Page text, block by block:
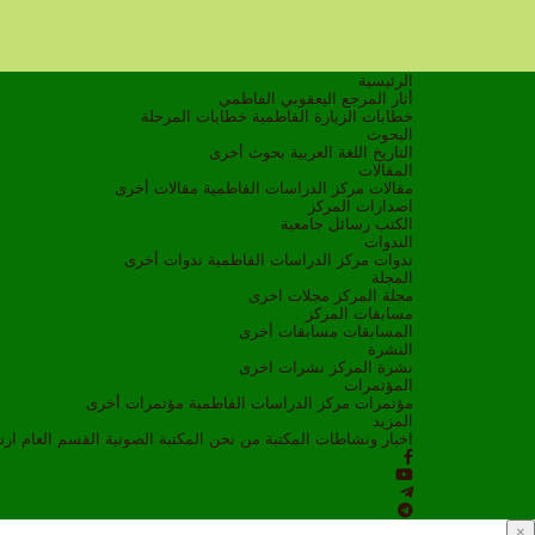
الرئيسية
أثار المرجع اليعقوبي الفاطمي
خطابات الزيارة الفاطمية خطابات المرحلة
البحوث
التاريخ
اللغة العربية بحوث أخرى
المقالات
مقالات مركز الدراسات الفاطمية مقالات أخرى
اصدارات المركز
الكتب رسائل جامعية
الندوات
ندوات مركز الدراسات الفاطمية ندوات أخرى
المجلة
مجلة المركز مجلات اخرى
مسابقات المركز
المسابقات مسابقات أخرى
النشرة
نشرة المركز نشرات اخرى
المؤتمرات
مؤتمرات مركز الدراسات الفاطمية مؤتمرات أخرى
المزيد
اخبار ونشاطات
المكتبة من نحن المكتبة الصوتية القسم العام